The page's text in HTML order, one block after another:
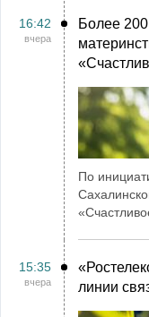
16:42
вчера
Более
По
15:35
вчера
линии